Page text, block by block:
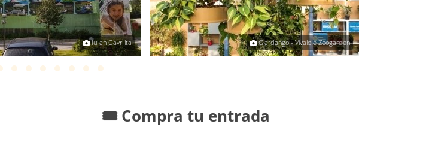
Iulian Gavrilita Giardango - Vivaio e Zoogarden
🎟️ Compra tu entrada